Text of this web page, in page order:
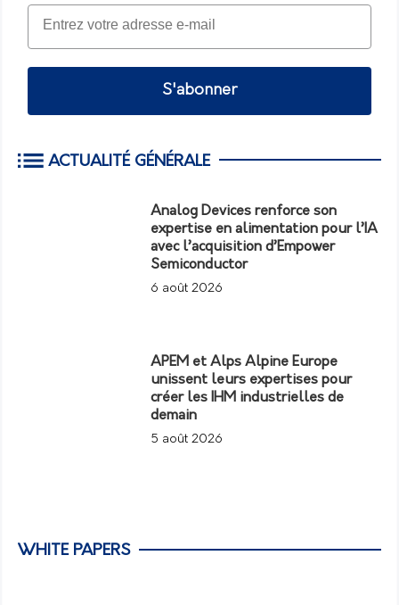
S'abonner
ACTUALITÉ GÉNÉRALE
Analog Devices renforce son
expertise en alimentation pour l’IA
avec l’acquisition d’Empower
Semiconductor
6 août 2026
APEM et Alps Alpine Europe
unissent leurs expertises pour
créer les IHM industrielles de
demain
5 août 2026
WHITE PAPERS